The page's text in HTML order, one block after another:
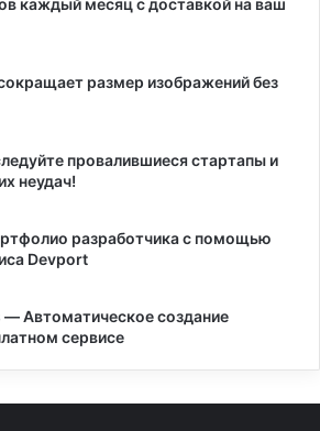
каждый месяц с доставкой на ваш
размер изображений без
провалившиеся стартапы и
неудач!
разработчика с помощью
Devport
Автоматическое создание
сервисе